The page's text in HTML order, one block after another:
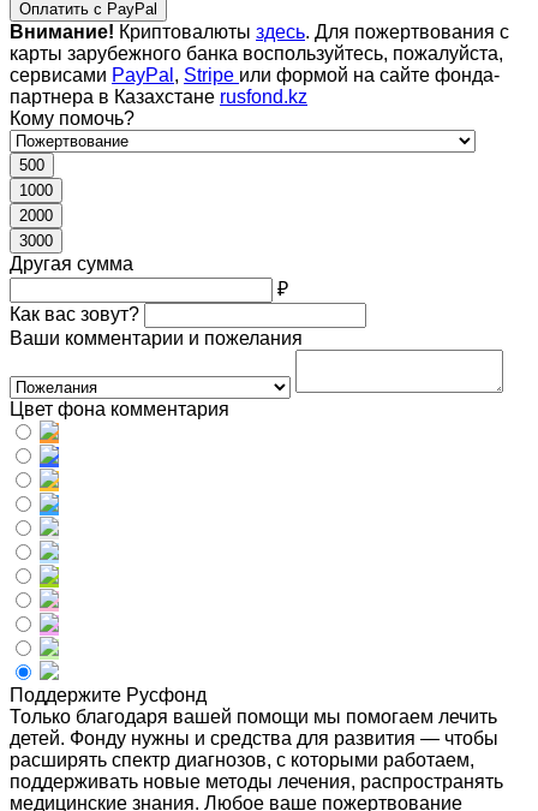
Оплатить с PayPal
Внимание! Криптовалюты здесь. Для пожертвования с
карты зарубежного банка воспользуйтесь, пожалуйста,
сервисами PayPal , Stripe или формой на сайте фонда-
партнера в Казахстане rusfond.kz
Кому помочь?
500
1000
2000
3000
Другая сумма
₽
Как вас зовут?
Ваши комментарии и пожелания
Цвет фона комментария
Поддержите Русфонд
Только благодаря вашей помощи мы помогаем лечить
детей. Фонду нужны и средства для развития — чтобы
расширять спектр диагнозов, с которыми работаем,
поддерживать новые методы лечения, распространять
медицинские знания. Любое ваше пожертвование